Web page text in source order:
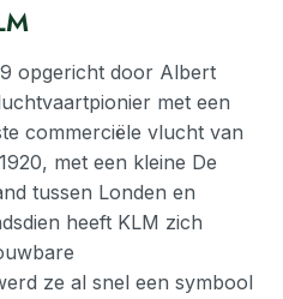
opgericht door Albert
met een
commerciële vlucht van
met een kleine De
tussen Londen en
heeft KLM zich
ze al snel een symbool